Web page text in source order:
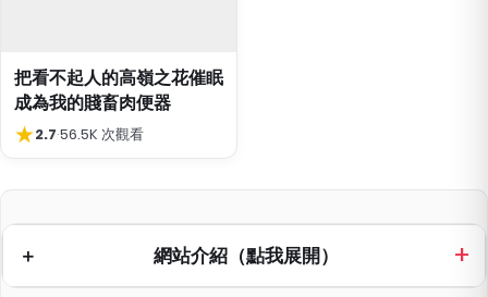
把看不起人的高嶺之花催眠
成為我的賤畜肉便器
★2.7·56.5K 次觀看
網站介紹（點我展開）